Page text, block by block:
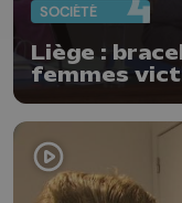
SOCIÉTÉ
Liège :
femmes